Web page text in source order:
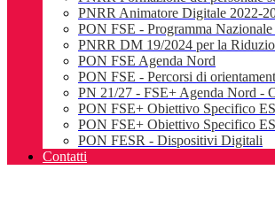
PNRR Animatore Digitale 2022-
PON FSE - Programma
PNRR DM 19/2024 per la
PON FSE Agenda Nord
PON FSE - Percorsi di
PN 21/27 - FSE+ Agenda Nord -
PON FSE+ Obiettivo Specifico
PON FSE+ Obiettivo Specifico
PON FESR - Dispositivi Digitali
Contatti